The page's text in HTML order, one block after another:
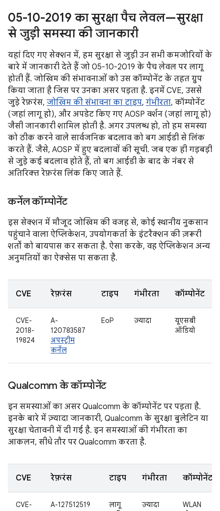
05-10-2019 का सुरक्षा पैच लेवल—सुरक्षा
से जुड़ी समस्या की जानकारी
यहां दिए गए सेक्शन में, हम सुरक्षा से जुड़ी उन सभी कमजोरियों के
बारे में जानकारी देते हैं जो 05-10-2019 के पैच लेवल पर लागू
होती हैं. जोखिम की संभावनाओं को उस कॉम्पोनेंट के तहत ग्रुप
किया जाता है जिस पर उनका असर पड़ता है. इनमें CVE, उससे
जुड़े रेफ़रंस, जोखिम की संभावना का टाइप, गंभीरता, कॉम्पोनेंट
(जहां लागू हो), और अपडेट किए गए AOSP वर्शन (जहां लागू हो)
जैसी जानकारी शामिल होती है. अगर उपलब्ध हो, तो हम समस्या
को ठीक करने वाले सार्वजनिक बदलाव को बग आईडी से लिंक
करते हैं. जैसे, AOSP में हुए बदलावों की सूची. जब एक ही गड़बड़ी
से जुड़े कई बदलाव होते हैं, तो बग आईडी के बाद के नंबर से
अतिरिक्त रेफ़रंस लिंक किए जाते हैं.
कर्नेल कॉम्पोनेंट
इस सेक्शन में मौजूद जोखिम की वजह से, कोई स्थानीय नुकसान
पहुंचाने वाला ऐप्लिकेशन, उपयोगकर्ता के इंटरैक्शन की ज़रूरी
शर्तों को बायपास कर सकता है. ऐसा करके, वह ऐप्लिकेशन अन्य
अनुमतियों का ऐक्सेस पा सकता है.
CVE रेफ़रंस टाइप गंभीरता कॉम्पोनेंट
CVE-
2018-
19824
A-
120783587
अपस्ट्रीम
कर्नेल
EoP ज़्यादा
यूएसबी
ऑडियो
Qualcomm के कॉम्पोनेंट
इन समस्याओं का असर Qualcomm के कॉम्पोनेंट पर पड़ता है.
इनके बारे में ज़्यादा जानकारी, Qualcomm के सुरक्षा बुलेटिन या
सुरक्षा चेतावनी में दी गई है. इन समस्याओं की गंभीरता का
आकलन, सीधे तौर पर Qualcomm करता है.
CVE रेफ़रंस टाइप गंभीरता कॉम्पोनेंट
CVE-
A-127512519
लागू
ज़्यादा
WLAN